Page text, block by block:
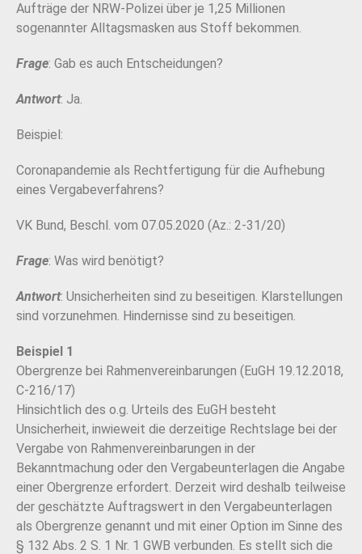
Aufträge der NRW-Polizei über je 1,25 Millionen
sogenannter Alltagsmasken aus Stoff bekommen.
Frage: Gab es auch Entscheidungen?
Antwort: Ja.
Beispiel:
Coronapandemie als Rechtfertigung für die Aufhebung
eines Vergabeverfahrens?
VK Bund, Beschl. vom 07.05.2020 (Az.: 2-31/20)
Frage: Was wird benötigt?
Antwort: Unsicherheiten sind zu beseitigen. Klarstellungen
sind vorzunehmen. Hindernisse sind zu beseitigen.
Beispiel 1
Obergrenze bei Rahmenvereinbarungen (EuGH 19.12.2018,
C-216/17)
Hinsichtlich des o.g. Urteils des EuGH besteht
Unsicherheit, inwieweit die derzeitige Rechtslage bei der
Vergabe von Rahmenvereinbarungen in der
Bekanntmachung oder den Vergabeunterlagen die Angabe
einer Obergrenze erfordert. Derzeit wird deshalb teilweise
der geschätzte Auftragswert in den Vergabeunterlagen
als Obergrenze genannt und mit einer Option im Sinne des
§ 132 Abs. 2 S. 1 Nr. 1 GWB verbunden. Es stellt sich die